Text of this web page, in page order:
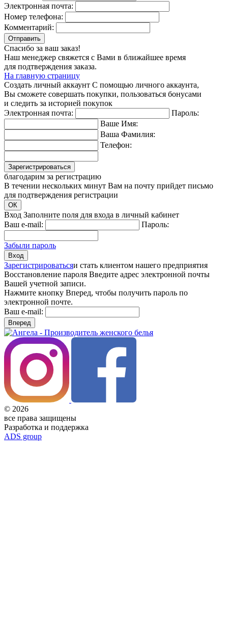
Электронная почта:
Номер телефона:
Комментарий:
Отправить
Спасибо за ваш заказ!
Наш менеджер свяжется с Вами в ближайшее время
для подтверждения заказа.
На главную страницу
Создать личный аккаунт С помощью личного аккаунта,
Вы сможете совершать покупки, пользоваться бонусами
и следить за историей покупок
Электронная почта:
Пароль:
Ваше Имя:
Ваша Фамилия:
Телефон:
Зарегистрироваться
благодарим за регистрацию
В течении нескольких минут Вам на почту прийдет письмо
для подтверждения регистрации
ОК
Вход Заполните поля для входа в личный кабинет
Ваш e-mail:
Пароль:
Забыли пароль
Вход
Зарегистрироватьсяи стать клиентом нашего предприятия
Восстановление пароля Введите адрес электронной почты
Вашей учетной записи.
Нажмите кнопку Вперед, чтобы получить пароль по
электронной почте.
Ваш e-mail:
Вперед
© 2026
все права защищены
Разработка и поддержка
ADS group